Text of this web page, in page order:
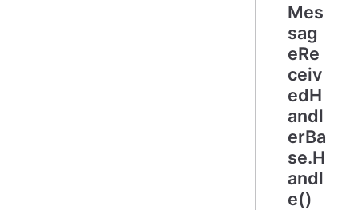
Mes
sag
eRe
ceiv
edH
andl
erBa
se.H
andl
e()